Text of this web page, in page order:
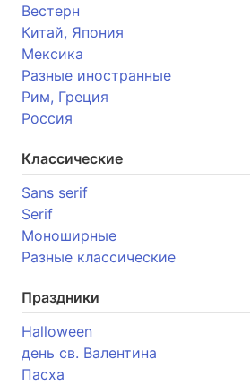
Вестерн
Китай, Япония
Мексика
Разные иностранные
Рим, Греция
Россия
Классические
Sans serif
Serif
Моноширные
Разные классические
Праздники
Halloween
день св. Валентина
Пасха